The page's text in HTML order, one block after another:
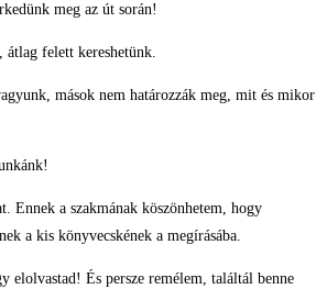
meg az út során!
átlag felett kereshetünk.
mások nem határozzák meg, mit és mikor
Ennek a szakmának köszönhetem, hogy
a kis könyvecskének a megírásába.
elolvastad! És persze remélem, találtál benne